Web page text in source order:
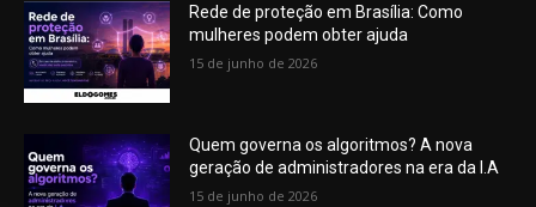
Rede de proteção em Brasília: Como
mulheres podem obter ajuda
15 de junho de 2026
Quem governa os algoritmos? A nova
geração de administradores na era da I.A
15 de junho de 2026